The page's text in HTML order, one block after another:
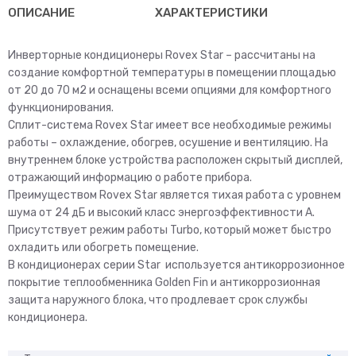
18ABS1
ОПИСАНИЕ ХАРАКТЕРИСТИКИ
Инверторные кондиционеры Rovex Star – рассчитаны на
создание комфортной температуры в помещении площадью
от 20 до 70 м2 и оснащены всеми опциями для комфортного
функционирования.
Сплит-система Rovex Star имеет все необходимые режимы
работы – охлаждение, обогрев, осушение и вентиляцию. На
внутреннем блоке устройства расположен скрытый дисплей,
отражающий информацию о работе прибора.
Преимуществом Rovex Star является тихая работа с уровнем
шума от 24 дБ и высокий класс энергоэффективности А.
Присутствует режим работы Turbo, который может быстро
охладить или обогреть помещение.
В кондиционерах серии Star используется антикоррозионное
покрытие теплообменника Golden Fin и антикоррозионная
защита наружного блока, что продлевает срок службы
кондиционера.